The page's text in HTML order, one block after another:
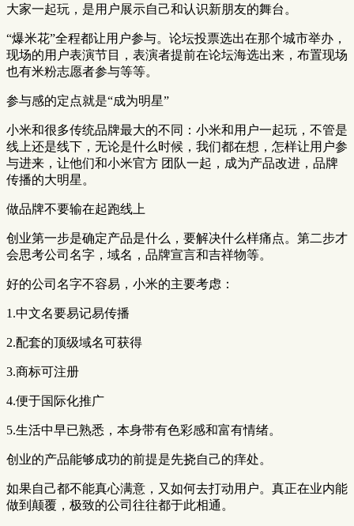
大家一起玩，是用户展示自己和认识新朋友的舞台。
“爆米花”全程都让用户参与。论坛投票选出在那个城市举办，
现场的用户表演节目，表演者提前在论坛海选出来，布置现场
也有米粉志愿者参与等等。
参与感的定点就是“成为明星”
小米和很多传统品牌最大的不同：小米和用户一起玩，不管是
线上还是线下，无论是什么时候，我们都在想，怎样让用户参
与进来，让他们和小米官方 团队一起，成为产品改进，品牌
传播的大明星。
做品牌不要输在起跑线上
创业第一步是确定产品是什么，要解决什么样痛点。第二步才
会思考公司名字，域名，品牌宣言和吉祥物等。
好的公司名字不容易，小米的主要考虑：
1.中文名要易记易传播
2.配套的顶级域名可获得
3.商标可注册
4.便于国际化推广
5.生活中早已熟悉，本身带有色彩感和富有情绪。
创业的产品能够成功的前提是先挠自己的痒处。
如果自己都不能真心满意，又如何去打动用户。真正在业内能
做到颠覆，极致的公司往往都于此相通。